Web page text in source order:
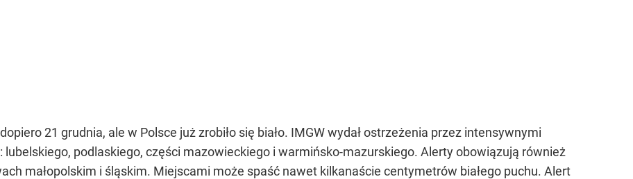
21 grudnia, ale w Polsce już zrobiło się biało. IMGW wydał ostrzeżenia przez intensywnymi
podlaskiego, części mazowieckiego i warmińsko-mazurskiego. Alerty obowiązują również
małopolskim i śląskim. Miejscami może spaść nawet kilkanaście centymetrów białego puchu. Alert